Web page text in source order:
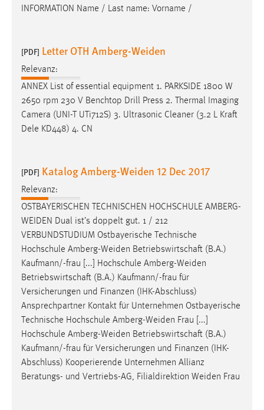
INFORMATION Name / Last name: Vorname /
[PDF] Letter OTH Amberg-Weiden
Relevanz:
ANNEX List of essential equipment 1. PARKSIDE 1800 W
2650 rpm 230 V Benchtop Drill Press 2. Thermal Imaging
Camera (UNI-T UTi712S) 3. Ultrasonic Cleaner (3.2 L Kraft
Dele KD448) 4. CN
[PDF] Katalog Amberg-Weiden 12 Dec 2017
Relevanz:
OSTBAYERISCHEN TECHNISCHEN HOCHSCHULE AMBERG-
WEIDEN Dual ist’s doppelt gut. 1 / 212
VERBUNDSTUDIUM Ostbayerische Technische
Hochschule Amberg-Weiden Betriebswirtschaft (B.A.)
Kaufmann/-frau [...] Hochschule Amberg-Weiden
Betriebswirtschaft (B.A.) Kaufmann/-frau für
Versicherungen und Finanzen (IHK-Abschluss)
Ansprechpartner Kontakt für Unternehmen Ostbayerische
Technische Hochschule Amberg-Weiden Frau [...]
Hochschule Amberg-Weiden Betriebswirtschaft (B.A.)
Kaufmann/-frau für Versicherungen und Finanzen (IHK-
Abschluss) Kooperierende Unternehmen Allianz
Beratungs- und Vertriebs-AG, Filialdirektion Weiden Frau